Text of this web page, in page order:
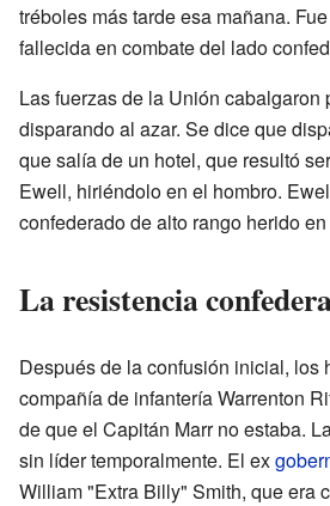
tréboles más tarde esa mañana.
fallecida en combate del lado
Las fuerzas de la Unión cabalgaron
disparando al azar. Se dice que
que salía de un hotel, que resultó
Ewell, hiriéndolo en el hombro.
confederado de alto rango herido
La resistencia
Después de la confusión inicial, los
compañía de infantería Warrenton
de que el Capitán Marr no estaba.
sin líder temporalmente. El ex
William "Extra Billy" Smith, que era